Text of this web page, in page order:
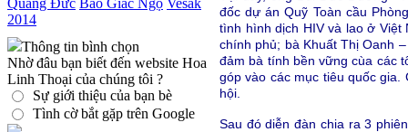
Quảng Đức Báo Giác Ngộ Vesak
2014
Thông tin bình chọn
Nhờ đâu bạn biết đến website Hoa
Linh Thoại của chúng tôi ?
Sự giới thiệu của bạn bè
Tình cờ bắt gặp trên Google
đốc dự án Quỹ Toàn cầu
tình hình dịch HIV và lao ở Việt
chính phủ; bà Khuất Thị Oanh
đảm bà tính bền vững cùa các
góp vào các mục tiêu quốc
hội.
Sau đó diễn đàn chia ra 3